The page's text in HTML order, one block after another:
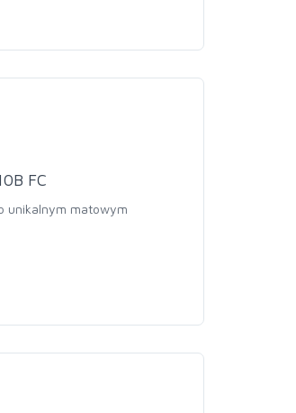
FC
unikalnym matowym